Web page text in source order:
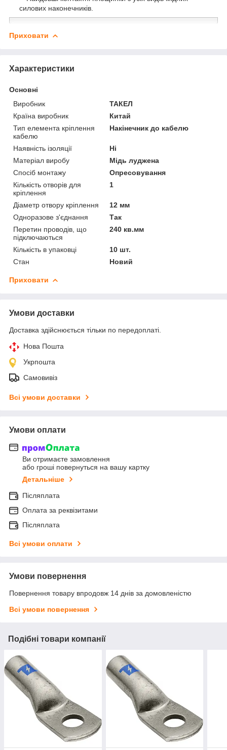
силових наконечників.
Приховати
Характеристики
Основні
Виробник
ТАКЕЛ
Країна виробник
Китай
Тип елемента кріплення
кабелю
Накінечник до кабелю
Наявність ізоляції
Ні
Матеріал виробу
Мідь луджена
Спосіб монтажу
Опресовування
Кількість отворів для
кріплення
1
Діаметр отвору кріплення
12 мм
Одноразове з'єднання
Так
Перетин проводів, що
підключаються
240 кв.мм
Кількість в упаковці
10 шт.
Стан
Новий
Приховати
Умови доставки
Доставка здійснюється тільки по передоплаті.
Нова Пошта
Укрпошта
Самовивіз
Всі умови доставки
Умови оплати
Ви отримаєте замовлення
або гроші повернуться на вашу картку
Детальніше
Післяплата
Оплата за реквізитами
Післяплата
Всі умови оплати
Умови повернення
Повернення товару впродовж 14 днів за домовленістю
Всі умови повернення
Подібні товари компанії